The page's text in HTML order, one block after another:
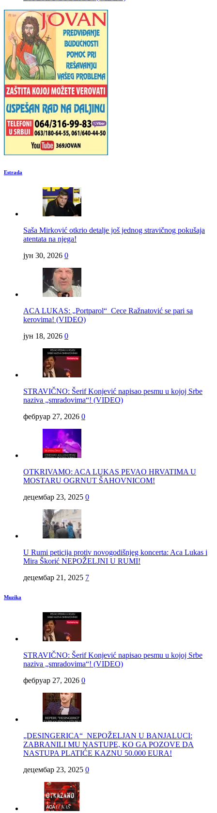
Estrada
Saša Mirković otkrio detalje još jednog stravičnog pokušaja
atentata na njega!
јун 30, 2026 0
ACA LUKAS: „Portparol“ Cece Ražnatović se pari sa
kerovima! (VIDEO)
јун 18, 2026 0
STRAVIČNO: Šerif Konjević napisao pesmu u kojoj Srbe
naziva „smradovima“! (VIDEO)
фебруар 27, 2026 0
OTKRIVAMO: ACA LUKAS PEVAO HRVATIMA U
MOSTARU OGRNUT ŠAHOVNICOM!
децембар 23, 2025 0
U Rumi peticija protiv novogodišnjeg koncerta: Aca Lukas i
Mira Škorić NEPOŽELJNI U RUMI!
децембар 21, 2025 7
Muzika
STRAVIČNO: Šerif Konjević napisao pesmu u kojoj Srbe
naziva „smradovima“! (VIDEO)
фебруар 27, 2026 0
„DESINGERICA“ NEPOŽELJAN U BANJALUCI:
ZABRANILI MU NASTUPE, KO GA POZOVE DA
NASTUPA PLATIĆE KAZNU 50.000 EURA!
децембар 23, 2025 0